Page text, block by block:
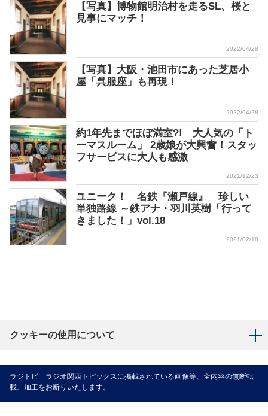
【写真】博物館明治村を走るSL、桜と
見事にマッチ！
2022/04/28
【写真】大阪・池田市にあった芝居小
屋「呉服座」も再現！
2022/04/28
約1年先までほぼ満室?! 大人気の「ト
ーマスルーム」 2歳娘が大興奮！スタッ
フサービスに大人も感激
2021/12/23
ユニーク！ 名鉄『瀬戸線』 珍しい
単独路線 ～鉄アナ・羽川英樹「行って
きました！」vol.18
2021/02/18
クッキーの使用について
ラジトピ ラジオ関西トピックスに掲載されている画像等、全内容の無断転
載、加工をお断りいたします。